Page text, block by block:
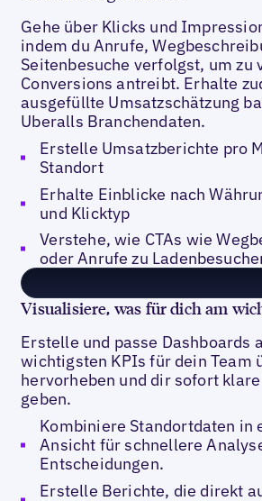
Gehe über Klicks und
indem du Anrufe,
Seitenbesuche verfolgst, um zu
Conversions antreibt. Erhalte
ausgefüllte Umsatzschätzung
Uberalls Branchendaten.
Erstelle Umsatzberichte pro
Standort
Erhalte Einblicke nach
und Klicktyp
Verstehe, wie CTAs wie
oder Anrufe zu
Visualisiere, was für dich am
Erstelle und passe Dashboards
wichtigsten KPIs für dein Team
hervorheben und dir sofort
geben.
Kombiniere Standortdaten in
Ansicht für schnellere
Entscheidungen.
Erstelle Berichte, die direkt